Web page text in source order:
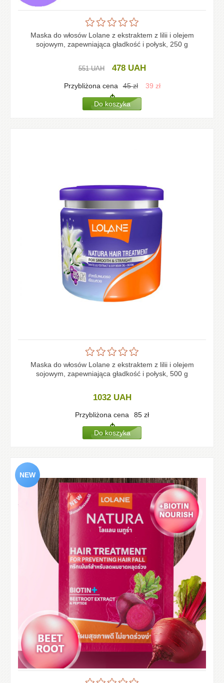
Maska do włosów Lolane z ekstraktem z lilii i olejem
sojowym, zapewniająca gładkość i połysk, 250 g
551UAH 478 UAH
Przybliżona cena 45zł 39 zł
Maska do włosów Lolane z ekstraktem z lilii i olejem
sojowym, zapewniająca gładkość i połysk, 500 g
1032 UAH
Przybliżona cena 85 zł